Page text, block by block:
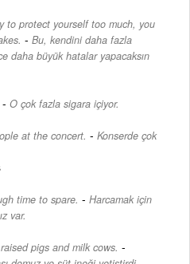
to protect yourself too much, you
- Bu, kendini daha fazla
daha büyük hatalar yapacaksın
- O çok fazla sigara içiyor.
at the concert. - Konserde çok
time to spare. - Harcamak için
var.
pigs and milk cows. -